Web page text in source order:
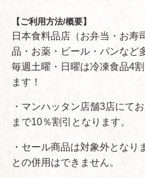
【ご利用方法/概要】
日本食料品店（お弁当・お寿
品・お薬・ビール・パンなど
毎週土曜・日曜は冷凍食品4
ます！
・マンハッタン店舗3店にて
まで10％割引となります。
・セール商品は対象外とな
との併用はできません。